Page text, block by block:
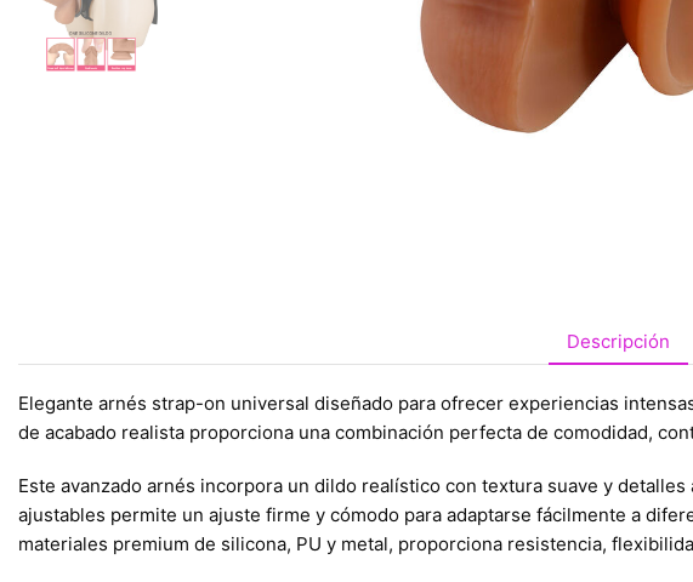
Descripción
Elegante arnés strap-on universal diseñado para ofrecer experiencias
de acabado realista proporciona una combinación perfecta de comodidad,
Este avanzado arnés incorpora un dildo realístico con textura suave y
ajustables permite un ajuste firme y cómodo para adaptarse fácilmente a
materiales premium de silicona, PU y metal, proporciona resistencia,